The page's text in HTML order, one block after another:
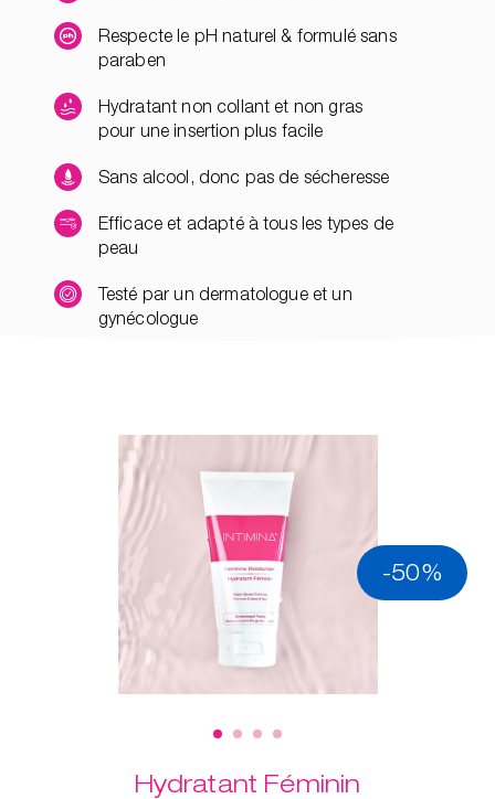
Respecte le pH naturel & formulé sans
paraben
Hydratant non collant et non gras
pour une insertion plus facile
Sans alcool, donc pas de sécheresse
Efficace et adapté à tous les types de
peau
Testé par un dermatologue et un
gynécologue
-50%
Hydratant Féminin